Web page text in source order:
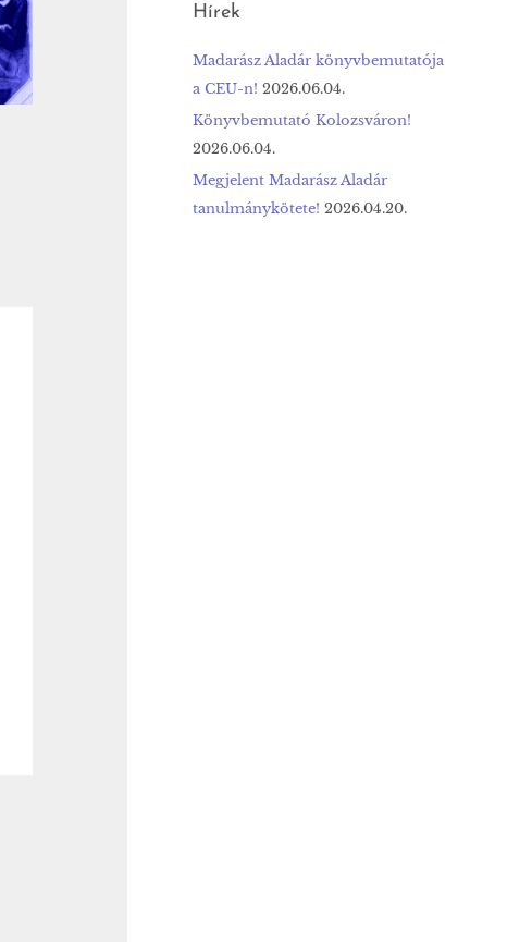
Hírek
Madarász Aladár könyvbemutatója
a CEU-n! 2026.06.04.
Könyvbemutató Kolozsváron!
2026.06.04.
Megjelent Madarász Aladár
tanulmánykötete! 2026.04.20.